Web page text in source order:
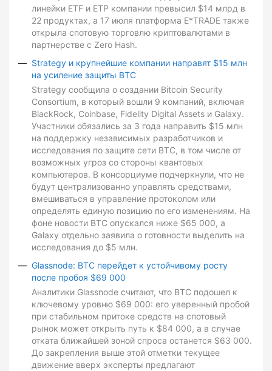
линейки ETF и ETP компании превысил $14 млрд в
22 продуктах, а 17 июля платформа E*TRADE также
открыла спотовую торговлю криптовалютами в
партнерстве с Zero Hash.
Strategy и крупнейшие компании направят $15 млн
на усиление защиты BTC
Strategy сообщила о создании Bitcoin Security
Consortium, в который вошли 9 компаний, включая
BlackRock, Coinbase, Fidelity Digital Assets и Galaxy.
Участники обязались за 3 года направить $15 млн
на поддержку независимых разработчиков и
исследования по защите сети BTC, в том числе от
возможных угроз со стороны квантовых
компьютеров. В консорциуме подчеркнули, что не
будут централизованно управлять средствами,
вмешиваться в управление протоколом или
определять единую позицию по его изменениям. На
фоне новости BTC опускался ниже $65 000, а
Galaxy отдельно заявила о готовности выделить на
исследования до $5 млн.
Glassnode: BTC перейдет к устойчивому росту
после пробоя $69 000
Аналитики Glassnode считают, что BTC подошел к
ключевому уровню $69 000: его уверенный пробой
при стабильном притоке средств на спотовый
рынок может открыть путь к $84 000, а в случае
отката ближайшей зоной спроса останется $63 000.
До закрепления выше этой отметки текущее
движение вверх эксперты предлагают